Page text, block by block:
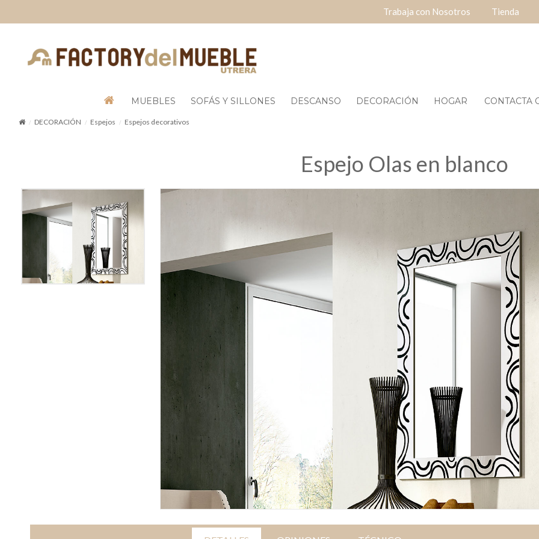
Trabaja con Nosotros Tienda
MUEBLES SOFÁS Y SILLONES DESCANSO DECORACIÓN HOGAR CONTACTA
DECORACIÓN Espejos Espejos decorativos
Espejo Olas en blanco